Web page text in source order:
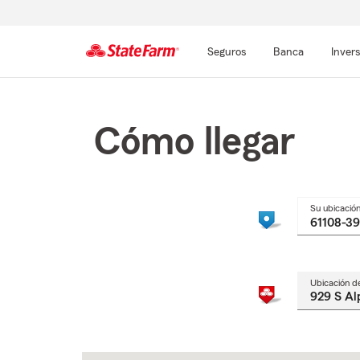
Seguros Banca
Cómo llegar
Su ubicación
Ubicación